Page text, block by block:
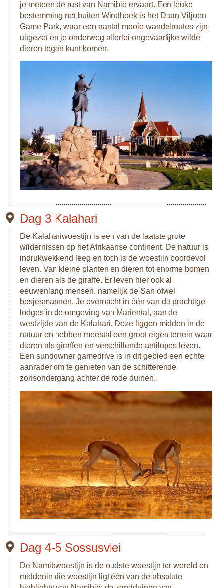
je meteen de rust van Namibië ervaart. Een leuke
bestemming net buiten Windhoek is het Daan Viljoen
Game Park, waar een aantal mooie wandelroutes zijn
uitgezet en je onderweg allerlei ongevaarlijke wilde
dieren tegen kunt komen.
Dag 3 Kalahari
De Kalahariwoestijn is een van de laatste grote
wildernissen op het Afrikaanse continent. De natuur is
indrukwekkend leeg en toch is de woestijn boordevol
leven. Van kleine planten en dieren tot enorme bomen
en dieren als de giraffe. Er leven hier ook al
eeuwenlang mensen, namelijk de San ofwel
bosjesmannen. Je overnacht in één van de prachtige
lodges in de omgeving van Mariental, aan de
westzijde van de Kalahari. Deze liggen midden in de
natuur en hebben meestal een groot eigen terrein waar
dieren als giraffen en verschillende antilopes leven.
Een sundowner gamedrive is in dit gebied een echte
aanrader om te genieten van de schitterende
zonsondergang achter de rode duinen.
Dag 4-5 Sossusvlei
De Namibwoestijn is de oudste woestijn ter wereld en
middenin die woestijn ligt één van de absolute